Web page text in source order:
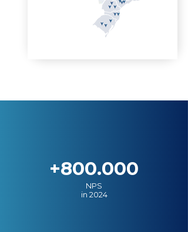
+800.000
NPS
in 2024